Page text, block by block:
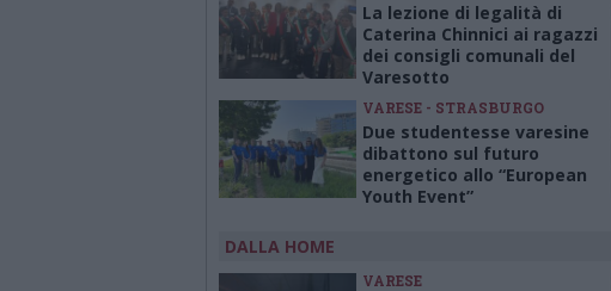
La lezione di legalità di
Caterina Chinnici ai ragazzi
dei consigli comunali del
Varesotto
VARESE - STRASBURGO
Due studentesse varesine
dibattono sul futuro
energetico allo “European
Youth Event”
DALLA HOME
VARESE